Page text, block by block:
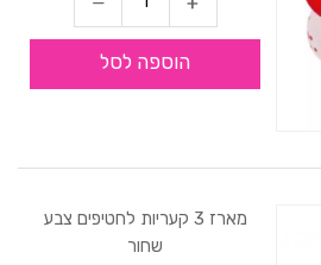
הוספה לסל
מארז 3 קעריות לחטיפים צבע
שחור